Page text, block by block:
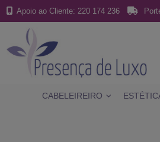
Apoio ao Cliente: 220 174 236
CABELEIREIRO